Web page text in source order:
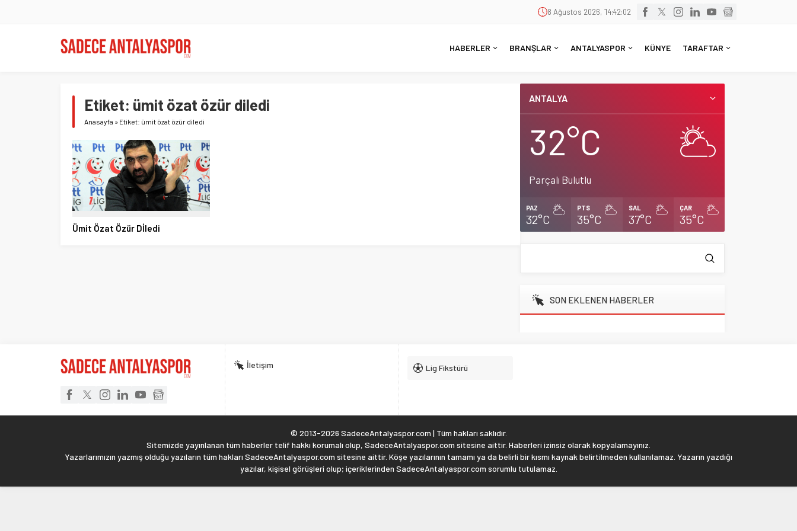
8 Ağustos 2026, 14:42:02
HABERLER BRANŞLAR ANTALYASPOR KÜNYE TARAFTAR
Etiket: ümit özat özür diledi
Anasayfa » Etiket: ümit özat özür diledi
Ümit Özat Özür Dİledi
ANTALYA
32°C
Parçalı Bulutlu
PAZ
32°C
PTS
35°C
SAL
37°C
ÇAR
35°C
SON EKLENEN HABERLER
İletişim Lig Fikstürü
© 2013-2026 SadeceAntalyaspor.com | Tüm hakları saklıdır.
Sitemizde yayınlanan tüm haberler telif hakkı korumalı olup, SadeceAntalyaspor.com sitesine aittir. Haberleri izinsiz olarak kopyalamayınız.
Yazarlarımızın yazmış olduğu yazıların tüm hakları SadeceAntalyaspor.com sitesine aittir. Köşe yazılarının tamamı ya da belirli bir kısmı kaynak belirtilmeden kullanılamaz. Yazarın yazdığı
yazılar, kişisel görüşleri olup; içeriklerinden SadeceAntalyaspor.com sorumlu tutulamaz.